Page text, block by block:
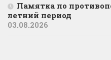
Памятка по
летний период
03.08.2026